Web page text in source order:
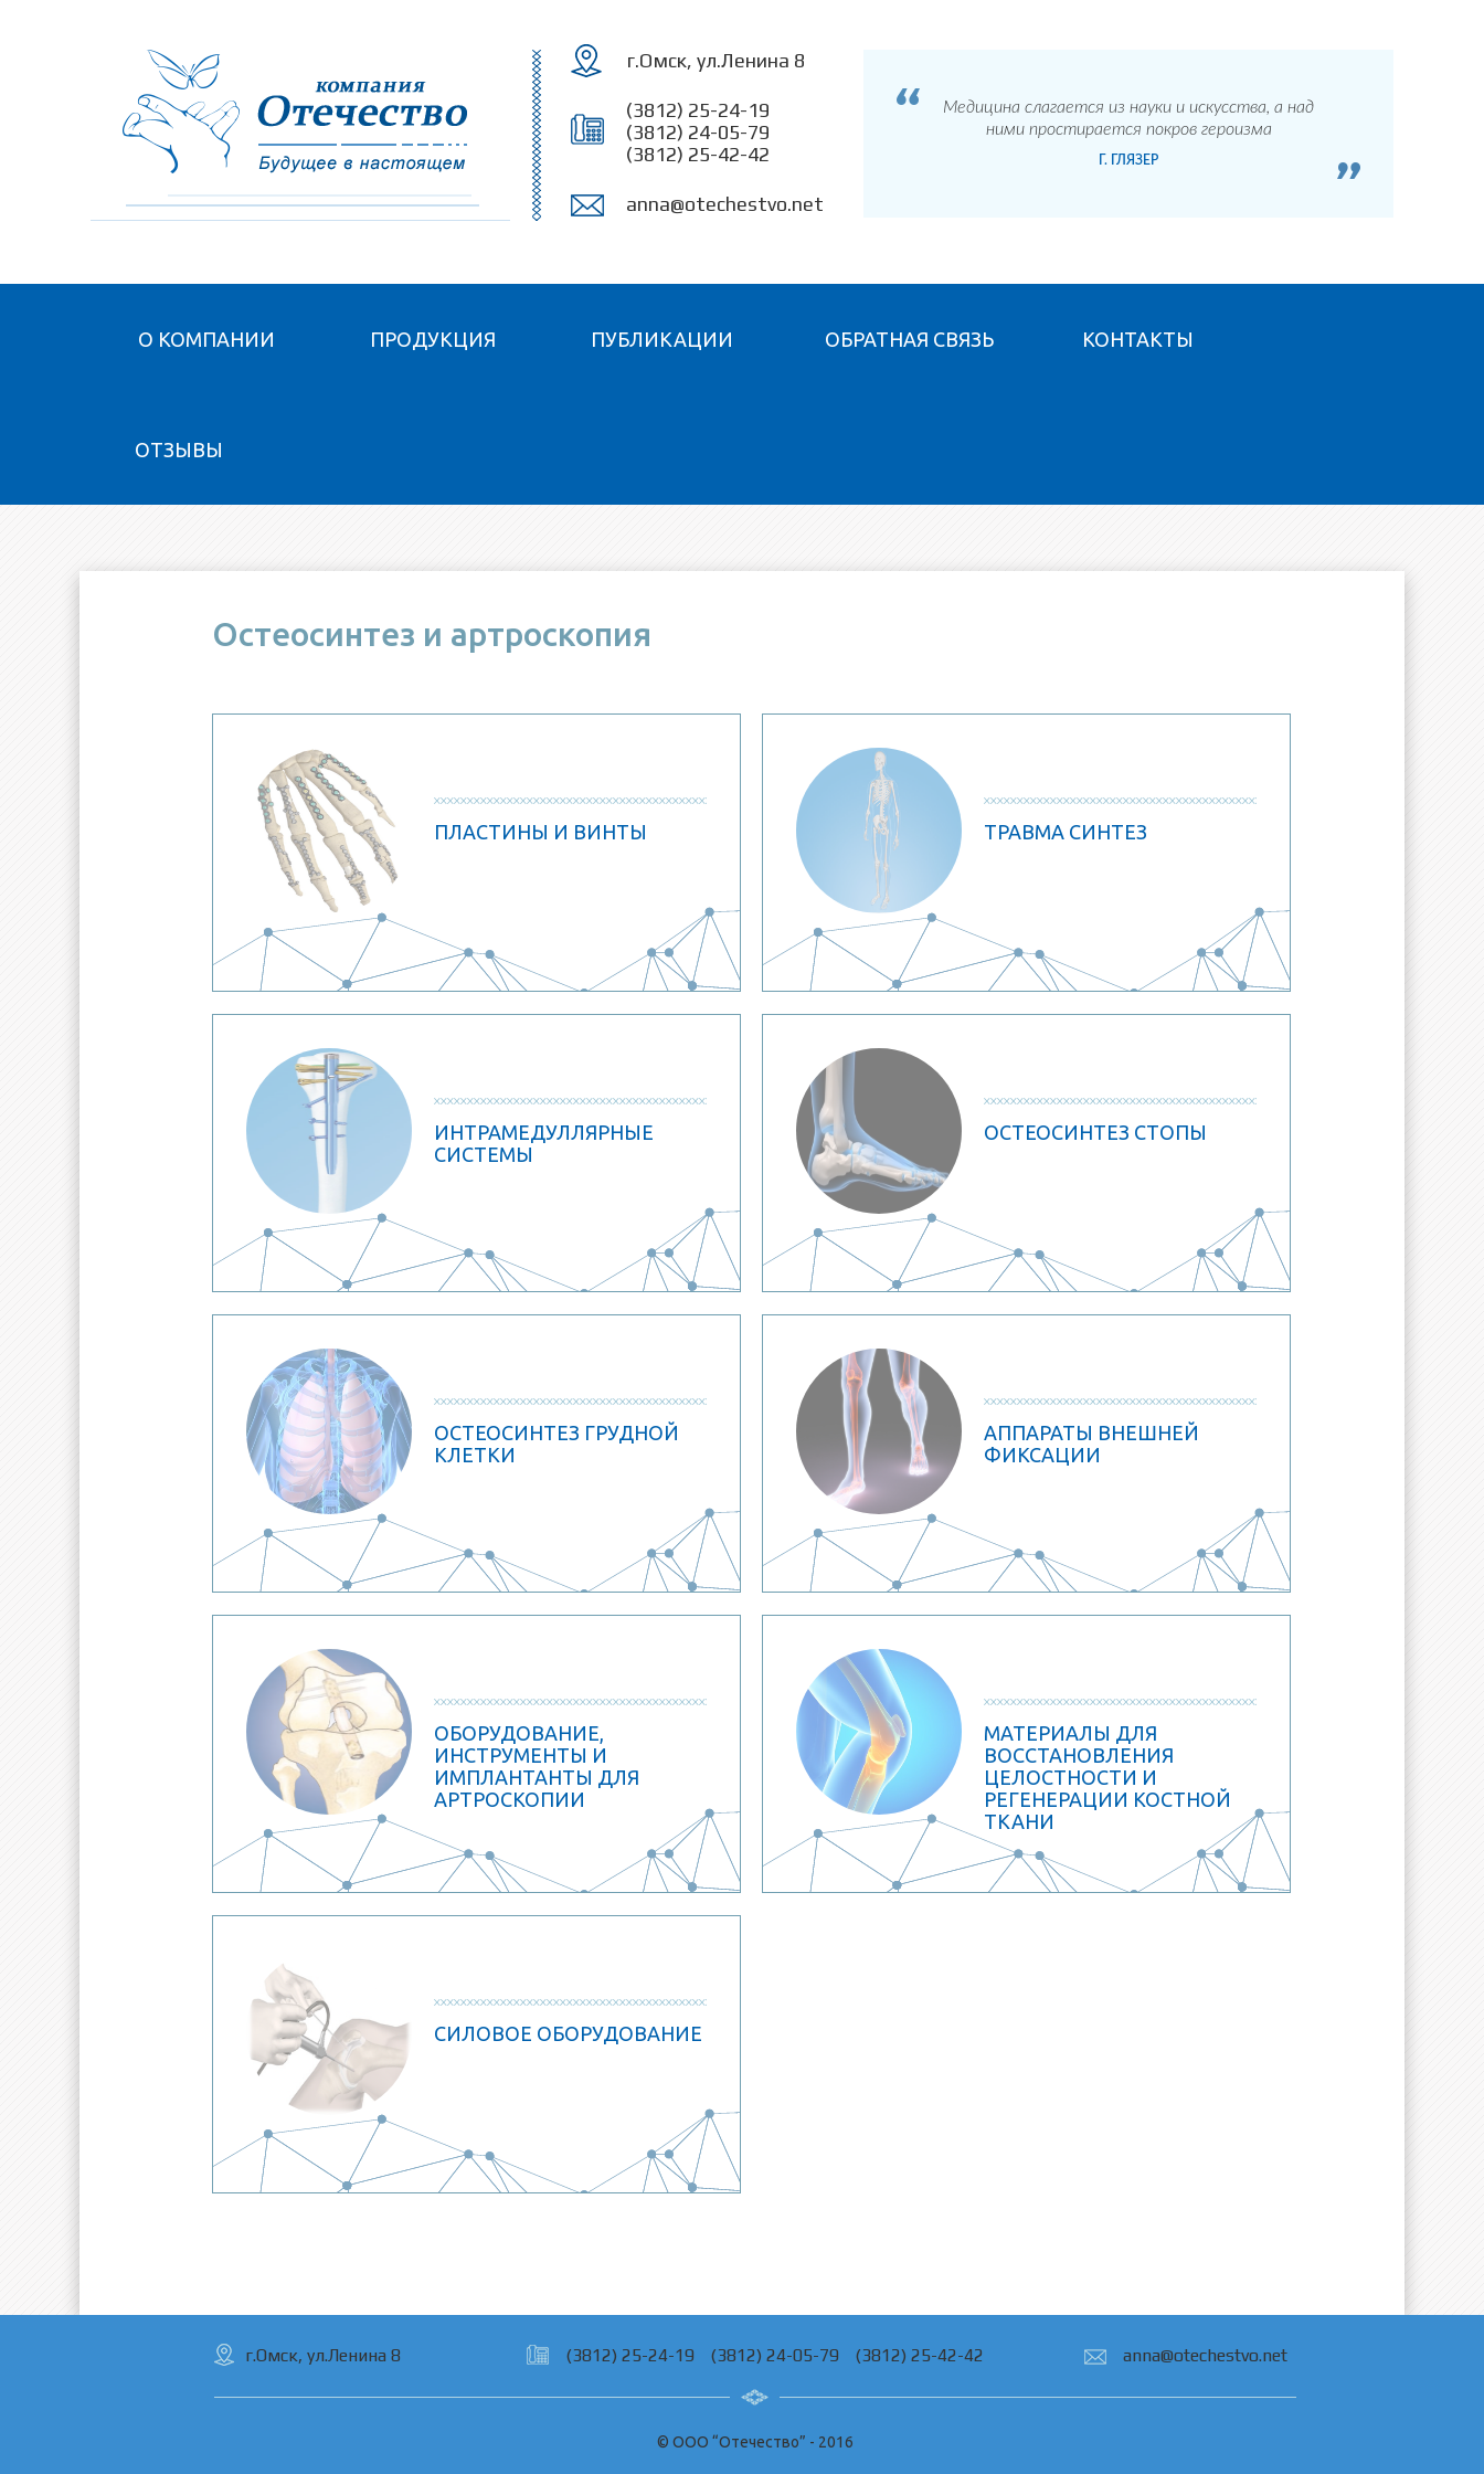
содержанию
г.Омск, ул.Ленина 8
(3812) 25-24-19
(3812) 24-05-79
(3812) 25-42-42
anna@otechestvo.net
Медицина слагается из науки и искусства, а над
ними простирается покров героизма
Г. ГЛЯЗЕР
О КОМПАНИИ ПРОДУКЦИЯ ПУБЛИКАЦИИ ОБРАТНАЯ СВЯЗЬ КОНТАКТЫ
ОТЗЫВЫ
Остеосинтез и артроскопия
ПЛАСТИНЫ И ВИНТЫ ТРАВМА СИНТЕЗ
ИНТРАМЕДУЛЛЯРНЫЕ
СИСТЕМЫ
ОСТЕОСИНТЕЗ СТОПЫ
ОСТЕОСИНТЕЗ ГРУДНОЙ
КЛЕТКИ
АППАРАТЫ ВНЕШНЕЙ
ФИКСАЦИИ
ОБОРУДОВАНИЕ,
ИНСТРУМЕНТЫ И
ИМПЛАНТАНТЫ ДЛЯ
АРТРОСКОПИИ
МАТЕРИАЛЫ ДЛЯ
ВОССТАНОВЛЕНИЯ
ЦЕЛОСТНОСТИ И
РЕГЕНЕРАЦИИ КОСТНОЙ
ТКАНИ
СИЛОВОЕ ОБОРУДОВАНИЕ
г.Омск, ул.Ленина 8 (3812) 25-24-19 (3812) 24-05-79 (3812) 25-42-42 anna@otechestvo.net
© ООО “Отечество” - 2016